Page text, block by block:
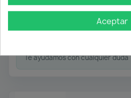
Te ayudamos con cualquier duda
Aceptar